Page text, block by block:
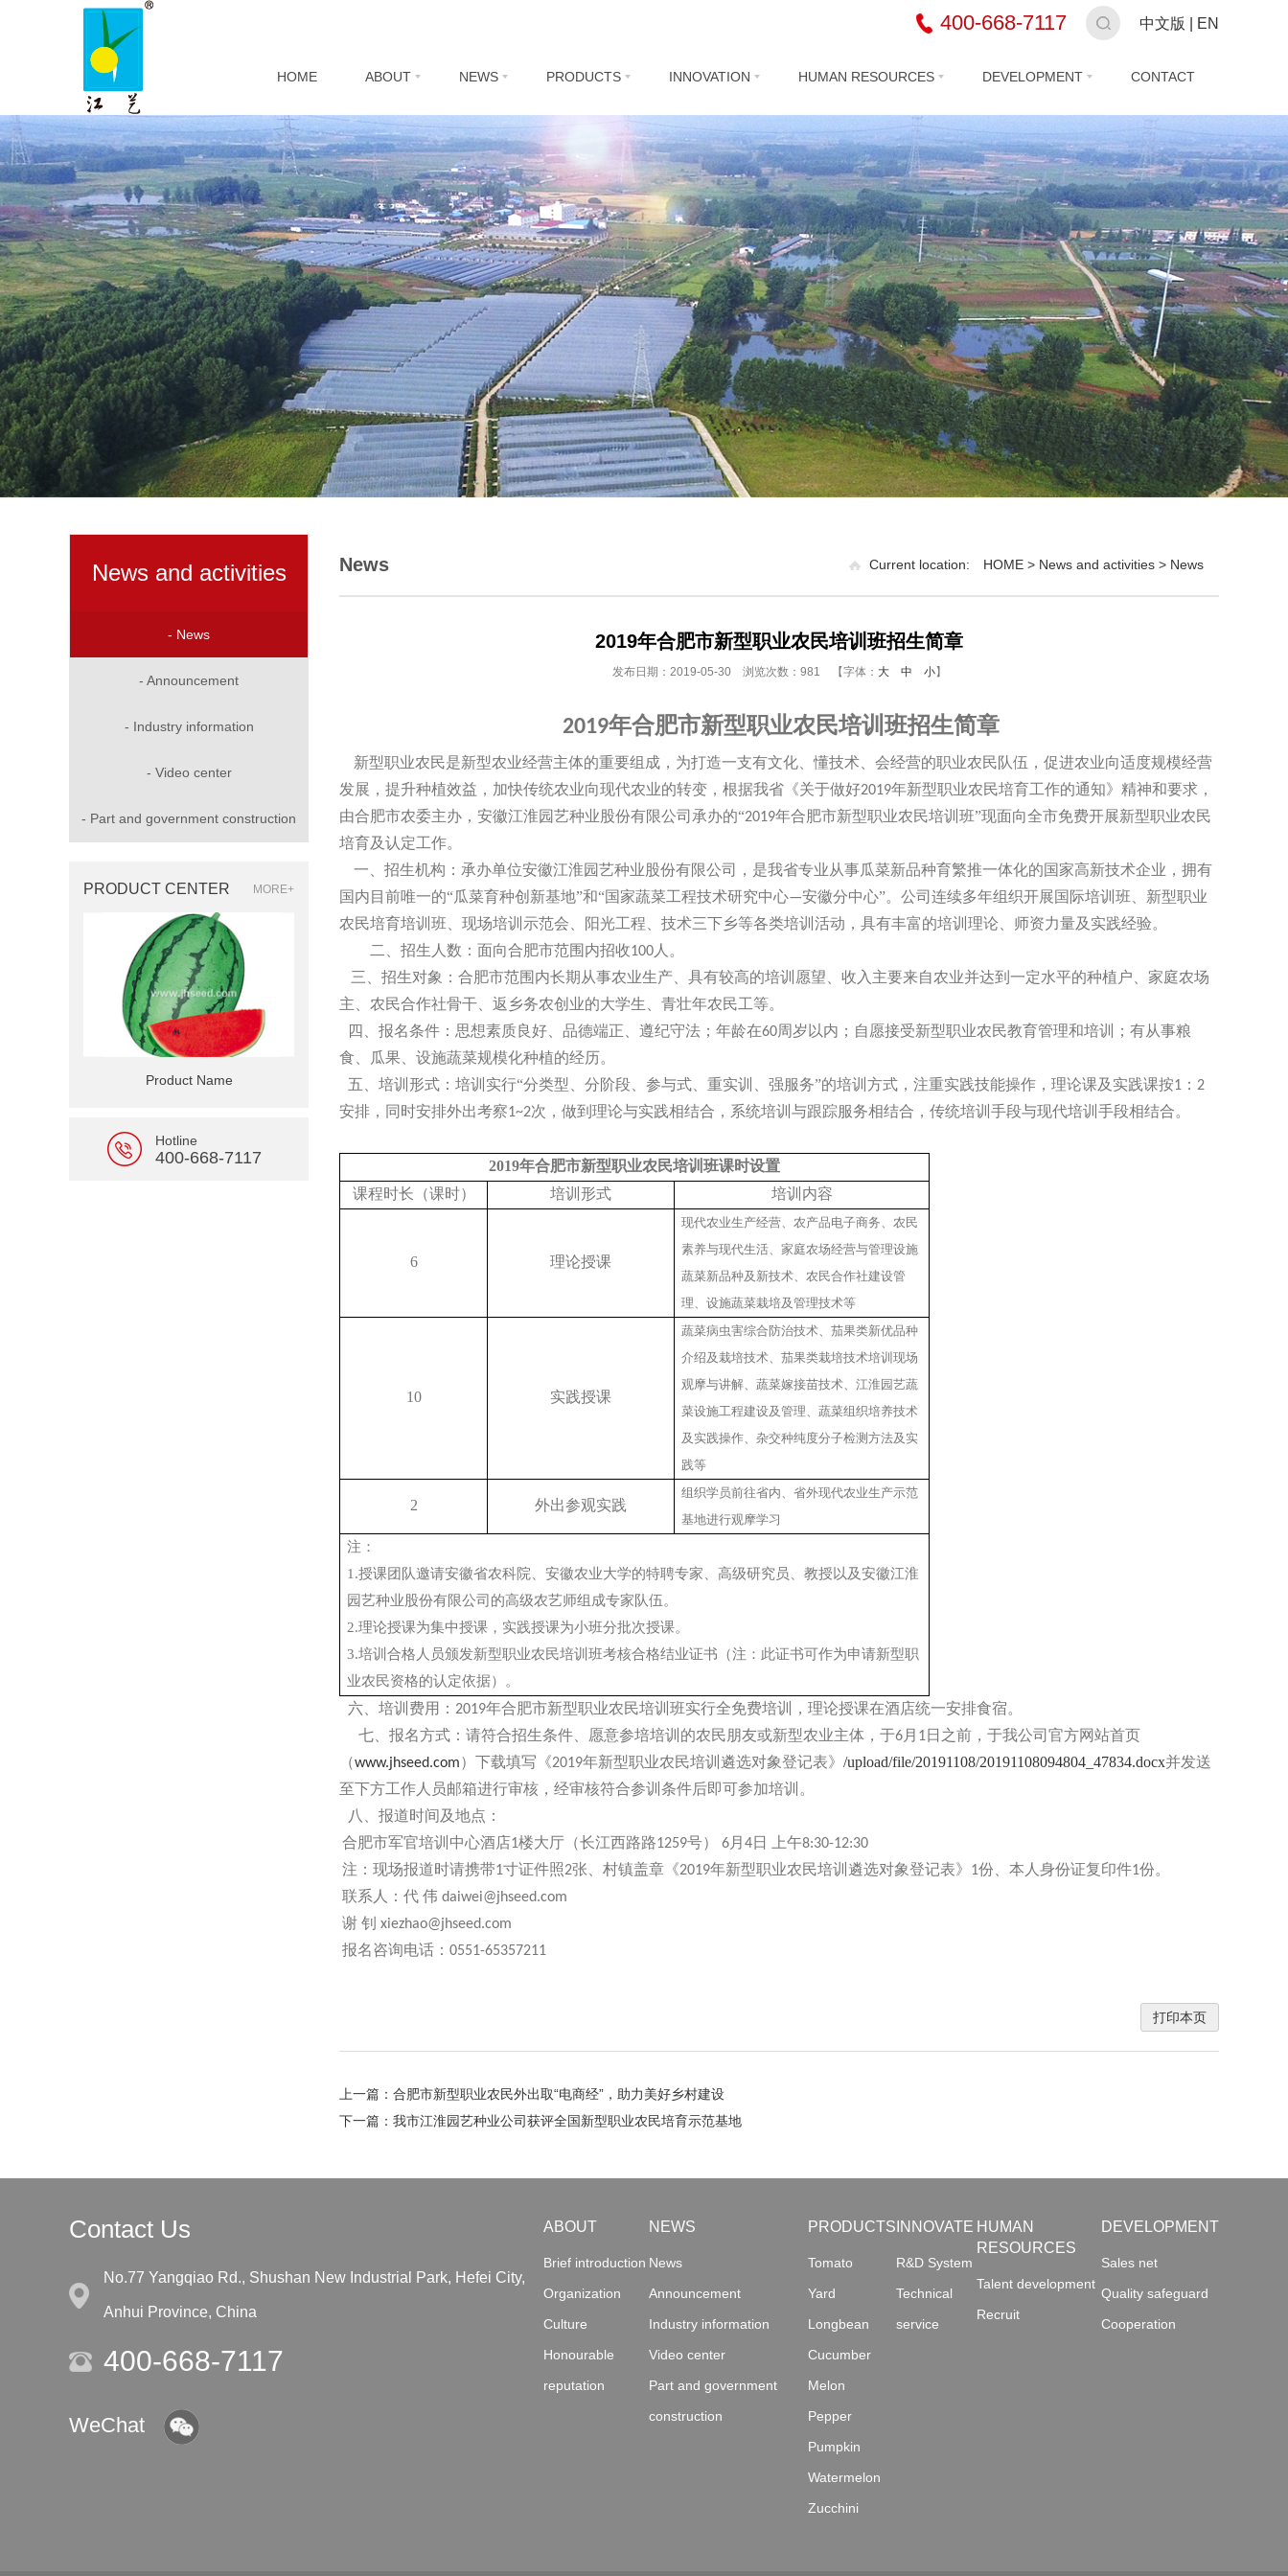
中文版 EN
400-668-7117
HOME ABOUT NEWS PRODUCTS INNOVATION HUMAN RESOURCES DEVELOPMENT CONTACT
News and activities
- News
- Announcement
- Industry information
- Video center
- Part and government construction
PRODUCT CENTER MORE+
Product Name
Hotline
400-668-7117
Current location: HOME > News and activities > News
News
2019年合肥市新型职业农民培训班招生简章
发布日期：2019-05-30 浏览次数：981 【字体： 大 中 小】
2019年合肥市新型职业农民培训班招生简章
新型职业农民是新型农业经营主体的重要组成，为打造一支有文化、懂技术、会经营的职业农民队伍，促进农业向适度规模经营
发展，提升种植效益，加快传统农业向现代农业的转变，根据我省《关于做好2019年新型职业农民培育工作的通知》精神和要求，
由合肥市农委主办，安徽江淮园艺种业股份有限公司承办的“2019年合肥市新型职业农民培训班”现面向全市免费开展新型职业农民
培育及认定工作。
一、招生机构：承办单位安徽江淮园艺种业股份有限公司，是我省专业从事瓜菜新品种育繁推一体化的国家高新技术企业，拥有
国内目前唯一的“瓜菜育种创新基地”和“国家蔬菜工程技术研究中心—安徽分中心”。公司连续多年组织开展国际培训班、新型职业
农民培育培训班、现场培训示范会、阳光工程、技术三下乡等各类培训活动，具有丰富的培训理论、师资力量及实践经验。
二、招生人数：面向合肥市范围内招收100 人。
三、招生对象：合肥市范围内长期从事农业生产、具有较高的培训愿望、收入主要来自农业并达到一定水平的种植户、家庭农场
主、农民合作社骨干、返乡务农创业的大学生、青壮年农民工等。
四、报名条件：思想素质良好、品德端正、遵纪守法；年龄在60周岁以内；自愿接受新型职业农民教育管理和培训；有从事粮
食、瓜果、设施蔬菜规模化种植的经历。
五、培训形式：培训实行“分类型、分阶段、参与式、重实训、强服务”的培训方式，注重实践技能操作，理论课及实践课按1 ： 2
安排，同时安排外出考察1~2次，做到理论与实践相结合，系统培训与跟踪服务相结合，传统培训手段与现代培训手段相结合。
2019年合肥市新型职业农民培训班课时设置
课程时长（课时）
培训形式 培训内容
6 理论授课
现代农业生产经营、农产品电子商务、农民
素养与现代生活、家庭农场经营与管理设施
蔬菜新品种及新技术、农民合作社建设管
理、设施蔬菜栽培及管理技术等
10 实践授课
蔬菜病虫害综合防治技术、茄果类新优品种
介绍及栽培技术、茄果类栽培技术培训现场
观摩与讲解、蔬菜嫁接苗技术、江淮园艺蔬
菜设施工程建设及管理、蔬菜组织培养技术
及实践操作、杂交种纯度分子检测方法及实
践等
2 外出参观实践
组织学员前往省内、省外现代农业生产示范
基地进行观摩学习
注：
1.授课团队邀请安徽省农科院、安徽农业大学的特聘专家、高级研究员、教授以及安徽江淮
园艺种业股份有限公司的高级农艺师组成专家队伍。
2.理论授课为集中授课，实践授课为小班分批次授课。
3.培训合格人员颁发新型职业农民培训班考核合格结业证书（注：此证书可作为申请新型职
业农民资格的认定依据）。
六、培训费用： 2019年合肥市新型职业农民培训班实行全免费培训，理论授课在酒店统一安排食宿。
七、报名方式：请符合招生条件、愿意参培培训的农民朋友或新型农业主体，于6月 1日之前，于我公司官方网站首页
（www.jhseed.com）下载填写《2019年新型职业农民培训遴选对象登记表》 /upload/file/20191108/20191108094804_47834.docx并发送
至下方工作人员邮箱进行审核，经审核符合参训条件后即可参加培训。
八、报道时间及地点：
合肥市军官培训中心酒店1楼大厅（长江西路路1259号） 6月 4日 上午8:30-12:30
注：现场报道时请携带1寸证件照2张、村镇盖章《2019年新型职业农民培训遴选对象登记表》 1份、本人身份证复印件1份。
联系人：代 伟 daiwei@jhseed.com
谢 钊 xiezhao@jhseed.com
报名咨询电话： 0551-65357211
打印本页
上一篇： 合肥市新型职业农民外出取“电商经”，助力美好乡村建设
下一篇： 我市江淮园艺种业公司获评全国新型职业农民培育示范基地
Contact Us
No.77 Yangqiao Rd., Shushan New Industrial Park, Hefei City,
Anhui Province, China
400-668-7117
WeChat
ABOUT
Brief introduction
Organization
Culture
Honourable
reputation
NEWS
News
Announcement
Industry information
Video center
Part and government
construction
PRODUCTS
Tomato
Yard
Longbean
Cucumber
Melon
Pepper
Pumpkin
Watermelon
Zucchini
INNOVATE
R&D System
Technical
service
HUMAN
RESOURCES
Talent development
Recruit
DEVELOPMENT
Sales net
Quality safeguard
Cooperation